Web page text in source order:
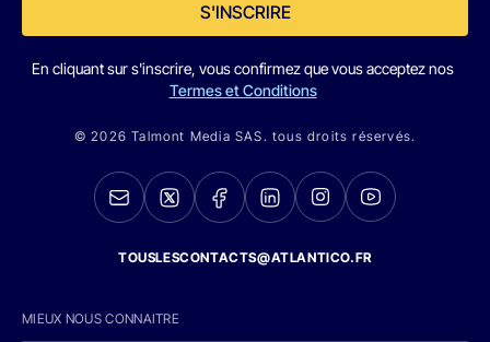
S'INSCRIRE
En cliquant sur s'inscrire, vous confirmez que vous acceptez nos
Termes et Conditions
© 2026 Talmont Media SAS. tous droits réservés.
TOUSLESCONTACTS@ATLANTICO.FR
MIEUX NOUS CONNAITRE